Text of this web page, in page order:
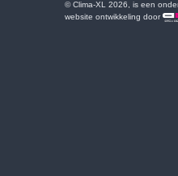
© Clima-XL 2026, is een
website ontwikkeling door